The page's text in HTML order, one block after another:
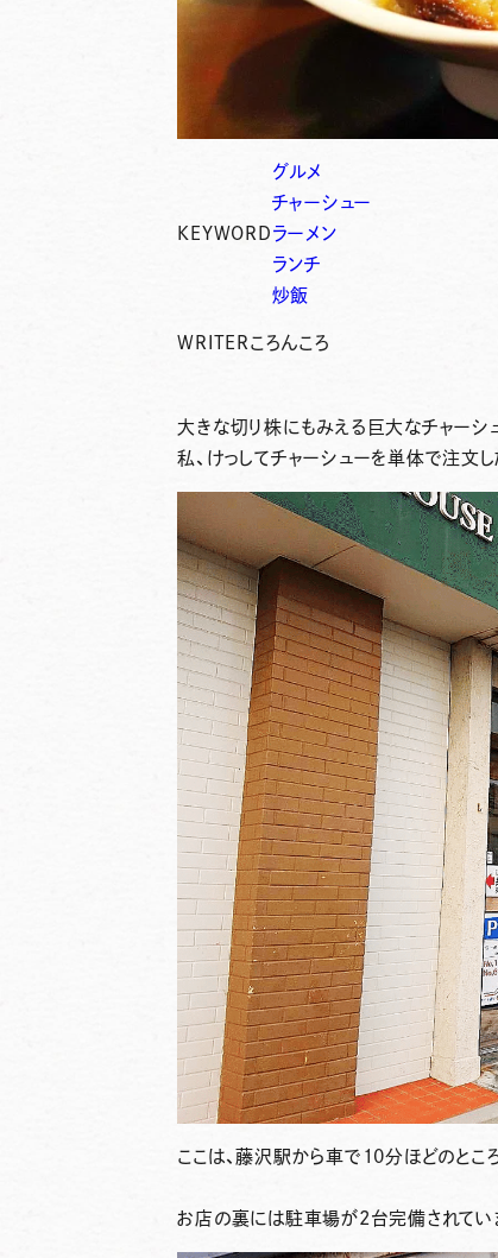
KEYWORD
グルメ
チャーシュー
ラーメン
ランチ
炒飯
WRITER ころんころ
大きな切り株にもみえる巨大なチャーシ
私、けっしてチャーシューを単体で注文
ここは、 藤沢駅から車で10分ほどのとこ
お店の裏には駐車場が2台完備されてい